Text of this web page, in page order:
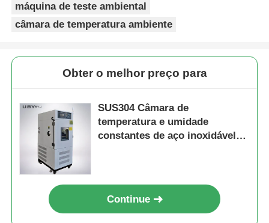
máquina de teste ambiental
câmara de temperatura ambiente
Obter o melhor preço para
SUS304 Câmara de
temperatura e umidade
constantes de aço inoxidável
Continue